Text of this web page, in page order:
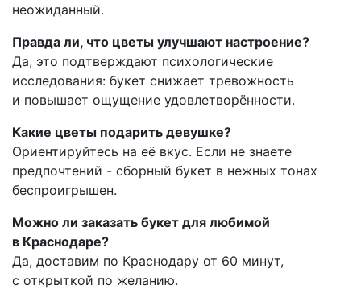
неожиданный.
Правда ли, что цветы улучшают настроение?
Да, это подтверждают психологические
исследования: букет снижает тревожность
и повышает ощущение удовлетворённости.
Какие цветы подарить девушке?
Ориентируйтесь на её вкус. Если не знаете
предпочтений - сборный букет в нежных тонах
беспроигрышен.
Можно ли заказать букет для любимой
в Краснодаре?
Да, доставим по Краснодару от 60 минут,
с открыткой по желанию.